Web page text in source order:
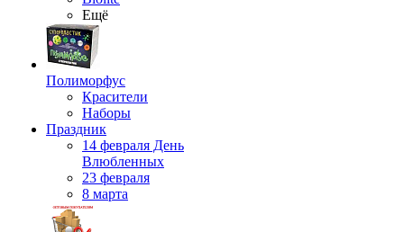
Ещё
Полиморфус
Красители
Наборы
Праздник
14 февраля День
Влюбленных
23 февраля
8 марта